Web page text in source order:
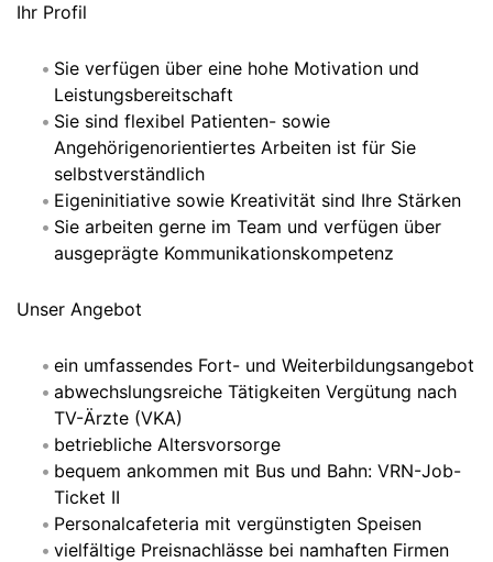
Ihr Profil
Sie verfügen über eine hohe Motivation und
Leistungsbereitschaft
Sie sind flexibel Patienten- sowie
Angehörigenorientiertes Arbeiten ist für Sie
selbstverständlich
Eigeninitiative sowie Kreativität sind Ihre Stärken
Sie arbeiten gerne im Team und verfügen über
ausgeprägte Kommunikationskompetenz
Unser Angebot
ein umfassendes Fort- und Weiterbildungsangebot
abwechslungsreiche Tätigkeiten Vergütung nach
TV-Ärzte (VKA)
betriebliche Altersvorsorge
bequem ankommen mit Bus und Bahn: VRN-Job-
Ticket II
Personalcafeteria mit vergünstigten Speisen
vielfältige Preisnachlässe bei namhaften Firmen